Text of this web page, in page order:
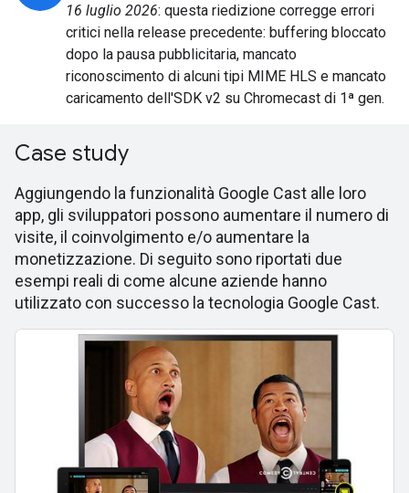
16 luglio 2026: questa riedizione corregge errori
critici nella release precedente: buffering bloccato
dopo la pausa pubblicitaria, mancato
riconoscimento di alcuni tipi MIME HLS e mancato
caricamento dell'SDK v2 su Chromecast di 1ª gen.
Case study
Aggiungendo la funzionalità Google Cast alle loro
app, gli sviluppatori possono aumentare il numero di
visite, il coinvolgimento e/o aumentare la
monetizzazione. Di seguito sono riportati due
esempi reali di come alcune aziende hanno
utilizzato con successo la tecnologia Google Cast.